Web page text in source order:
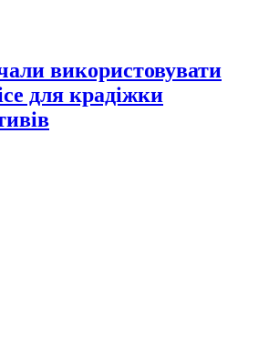
використовувати
для крадіжки